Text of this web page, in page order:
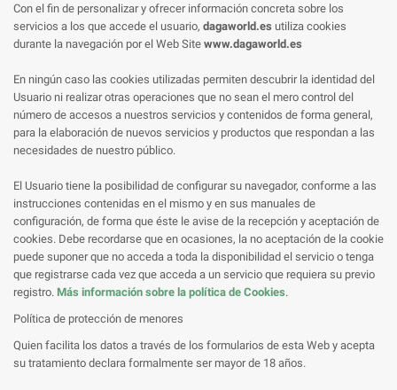
Con el fin de personalizar y ofrecer información concreta sobre los
servicios a los que accede el usuario, dagaworld.es utiliza cookies
durante la navegación por el Web Site www.dagaworld.es
En ningún caso las cookies utilizadas permiten descubrir la identidad del
Usuario ni realizar otras operaciones que no sean el mero control del
número de accesos a nuestros servicios y contenidos de forma general,
para la elaboración de nuevos servicios y productos que respondan a las
necesidades de nuestro público.
El Usuario tiene la posibilidad de configurar su navegador, conforme a las
instrucciones contenidas en el mismo y en sus manuales de
configuración, de forma que éste le avise de la recepción y aceptación de
cookies. Debe recordarse que en ocasiones, la no aceptación de la cookie
puede suponer que no acceda a toda la disponibilidad el servicio o tenga
que registrarse cada vez que acceda a un servicio que requiera su previo
registro. Más información sobre la política de Cookies.
Política de protección de menores
Quien facilita los datos a través de los formularios de esta Web y acepta
su tratamiento declara formalmente ser mayor de 18 años.